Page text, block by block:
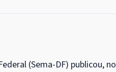
(Sema-DF) publicou, no